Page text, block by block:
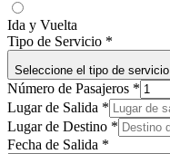
Ida y Vuelta
Tipo de Servicio *
Seleccione el tipo de servicio
Número de Pasajeros *
Lugar de Salida *
Lugar de Destino *
Fecha de Salida *